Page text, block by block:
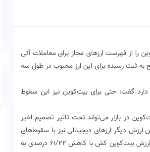
را از فهرست ارزهای مجاز برای معاملات آتی
دلار رسید که پایین‌ترین سطح به ثبت رسیده برای این ارز محبوب در طول سه
دارد گفت: حتی برای بیت‌کوین نیز این سقوط
در بازار می‌تواند تحت تاثیر تصمیم اخیر
ارزش دیگر ارزهای دیجیتالی نیز با سقوط‌های
سنگینی همراه بود تا جایی که ارزش اتریوم با کاهش ۸۴/۱۵ درصدی به ۶۸/۱۶۹ دلار، ارزش بیت‌کوین کش با کاهش ۶۱/۲۲ درصدی به